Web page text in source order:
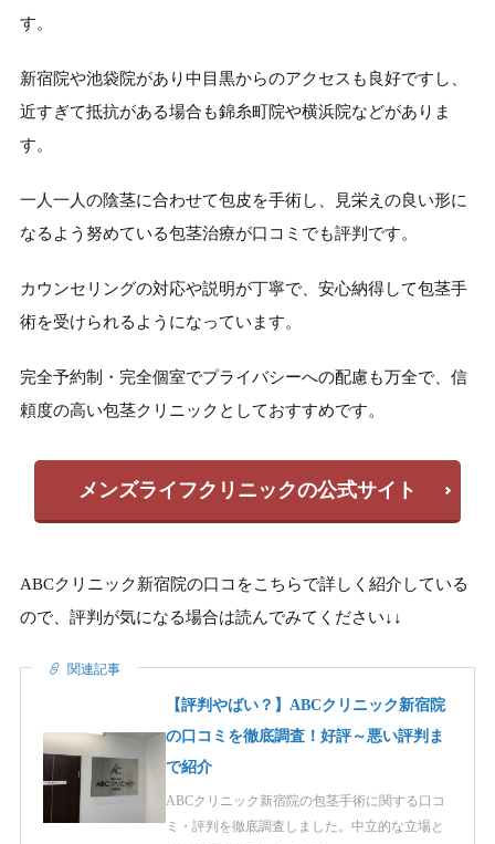
す。
新宿院や池袋院があり中目黒からのアクセスも良好ですし、
近すぎて抵抗がある場合も錦糸町院や横浜院などがありま
す。
一人一人の陰茎に合わせて包皮を手術し、見栄えの良い形に
なるよう努めている包茎治療が口コミでも評判です。
カウンセリングの対応や説明が丁寧で、安心納得して包茎手
術を受けられるようになっています。
完全予約制・完全個室でプライバシーへの配慮も万全で、信
頼度の高い包茎クリニックとしておすすめです。
メンズライフクリニックの公式サイト
ABCクリニック新宿院の口コをこちらで詳しく紹介している
ので、評判が気になる場合は読んでみてください↓↓
関連記事
【評判やばい？】ABCクリニック新宿院
の口コミを徹底調査！好評～悪い評判ま
で紹介
ABCクリニック新宿院の包茎手術に関する口コ
ミ・評判を徹底調査しました。中立的な立場と